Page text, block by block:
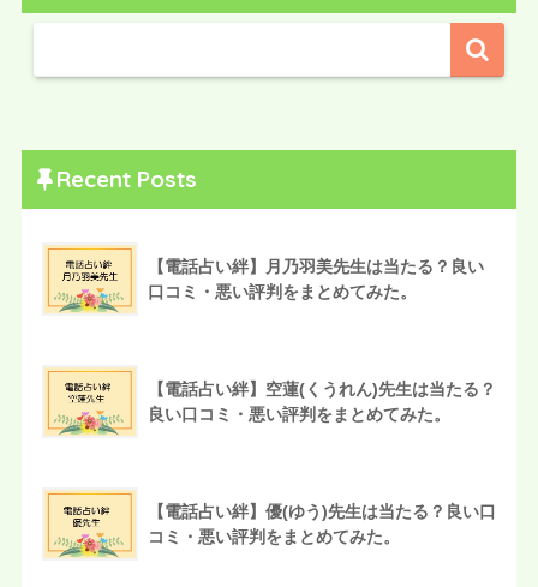
Recent Posts
【電話占い絆】月乃羽美先生は当たる？良い
口コミ・悪い評判をまとめてみた。
【電話占い絆】空蓮(くうれん)先生は当たる？
良い口コミ・悪い評判をまとめてみた。
【電話占い絆】優(ゆう)先生は当たる？良い口
コミ・悪い評判をまとめてみた。